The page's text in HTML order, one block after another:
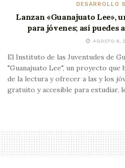
DESARROLLO
Lanzan «Guanajuato Lee»,
para jóvenes; así puedes
AGOSTO 6,
El Instituto de las Juventudes de
"Guanajuato Lee", un proyecto que
de la lectura y ofrecer a las y los
gratuito y accesible para estudiar,